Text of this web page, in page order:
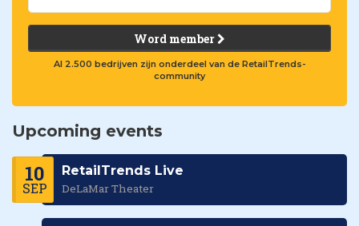
Word member
Al 2.500 bedrijven zijn onderdeel van de RetailTrends-
community
Upcoming events
10
SEP
RetailTrends Live
DeLaMar Theater